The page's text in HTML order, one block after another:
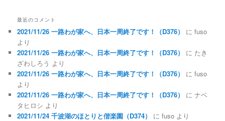
最近のコメント
2021/11/26 一路わが家へ、日本一周終了です！（D376） にfuso
より
2021/11/26 一路わが家へ、日本一周終了です！（D376）
に たき
ざわしろう より
2021/11/26 一路わが家へ、日本一周終了です！（D376）
にfuso
より
2021/11/26 一路わが家へ、日本一周終了です！（D376）
にナベ
タヒロシ より
2021/11/24 千波湖のほとりと偕楽園（D374）
にfuso より